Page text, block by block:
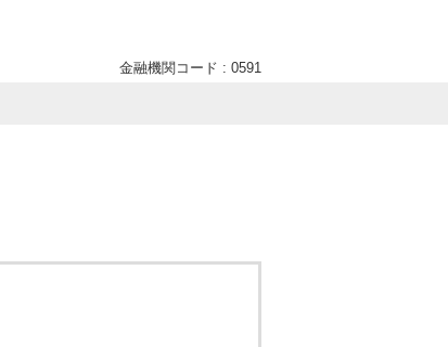
金融機関コード : 0591